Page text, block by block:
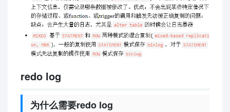
redo log
为什么需要redo log